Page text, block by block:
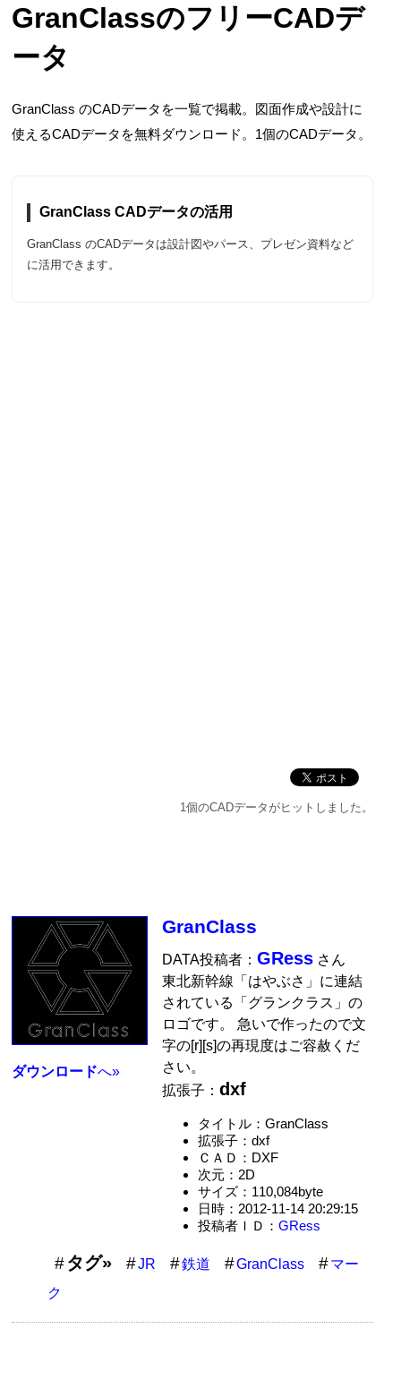
GranClassのフリーCADデ
ータ
GranClass のCADデータを一覧で掲載。図面作成や設計に
使えるCADデータを無料ダウンロード。1個のCADデータ。
GranClass CADデータの活用
GranClass のCADデータは設計図やパース、プレゼン資料など
に活用できます。
1個のCADデータがヒットしました。
ダウンロードへ»
GranClass
DATA投稿者：GRess さん
東北新幹線「はやぶさ」に連結
されている「グランクラス」の
ロゴです。 急いで作ったので文
字の[r][s]の再現度はご容赦くだ
さい。
拡張子：dxf
タイトル：GranClass
拡張子：dxf
ＣＡＤ：DXF
次元：2D
サイズ：110,084byte
日時：2012-11-14 20:29:15
投稿者ＩＤ： GRess
タグ» JR 鉄道 GranClass
マー
ク